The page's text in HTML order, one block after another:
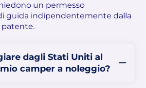
un permesso
guida indipendentemente dalla
patente.
dagli Stati Uniti al
camper a noleggio?